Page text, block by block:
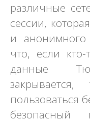
различные
сессии,
и
что, если кто-
данные
пользоваться
безопасный